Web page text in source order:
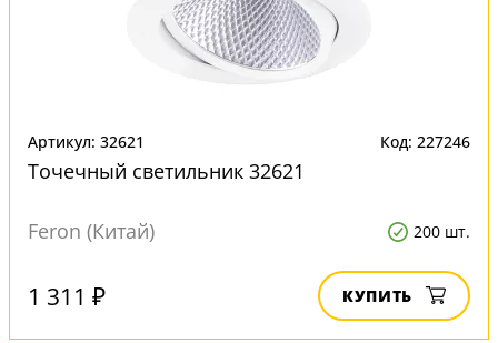
Артикул: 32621 Код: 227246
Точечный светильник 32621
Feron (Китай) 200 шт.
1 311 ₽ КУПИТЬ